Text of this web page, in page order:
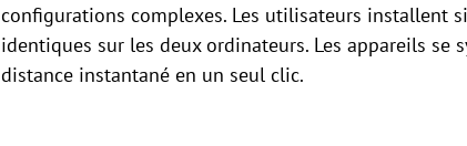
configurations complexes. Les utilisateurs installent
identiques sur les deux ordinateurs. Les appareils
distance instantané en un seul clic.